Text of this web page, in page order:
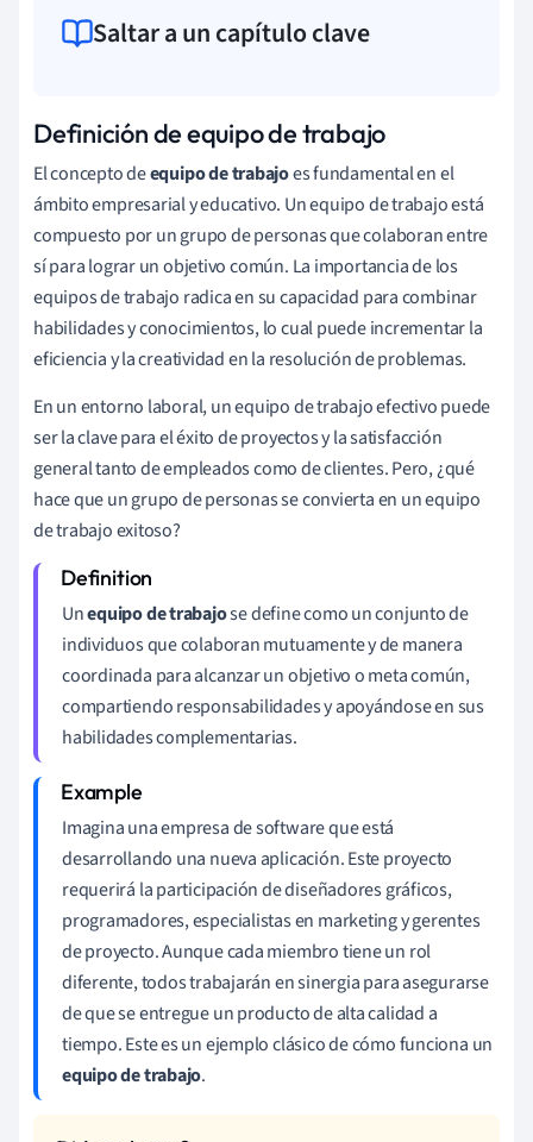
Saltar a un capítulo clave
Definición de equipo de trabajo
El concepto deequipo de trabajoes fundamental en el
ámbito empresarial y educativo. Un equipo de trabajo está
compuesto por un grupo de personas que colaboran entre
sí para lograr un objetivo común. La importancia de los
equipos de trabajo radica en su capacidad para combinar
habilidades y conocimientos, lo cual puede incrementar la
eficiencia y la creatividad en la resolución de problemas.
En un entorno laboral, un equipo de trabajo efectivo puede
ser la clave para el éxito de proyectos y la satisfacción
general tanto de empleados como de clientes. Pero, ¿qué
hace que un grupo de personas se convierta en un equipo
de trabajo exitoso?
Unequipo de trabajose define como un conjunto de
individuos que colaboran mutuamente y de manera
coordinada para alcanzar un objetivo o meta común,
compartiendo responsabilidades y apoyándose en sus
habilidades complementarias.
Imagina una empresa de software que está
desarrollando una nueva aplicación. Este proyecto
requerirá la participación de diseñadores gráficos,
programadores, especialistas en marketing y gerentes
de proyecto. Aunque cada miembro tiene un rol
diferente, todos trabajarán en sinergia para asegurarse
de que se entregue un producto de alta calidad a
tiempo. Este es un ejemplo clásico de cómo funciona un
equipo de trabajo.